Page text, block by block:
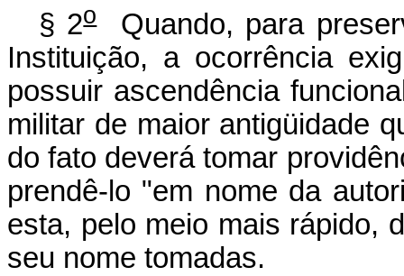
§ 2oQuando, para
Instituição, a ocorrência
possuir ascendência
militar de maior antigüidade
do fato deverá tomar
prendê-lo "em nome da
esta, pelo meio mais rápido,
seu nome tomadas.